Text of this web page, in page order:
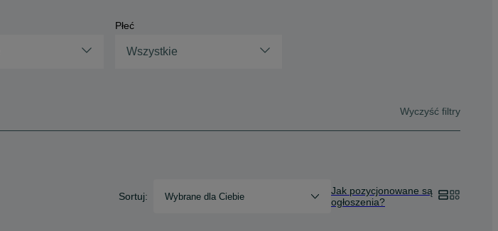
Płeć
Wszystkie
Wyczyść filtry
Sortuj: Wybrane dla Ciebie
Jak pozycjonowane są
ogłoszenia?